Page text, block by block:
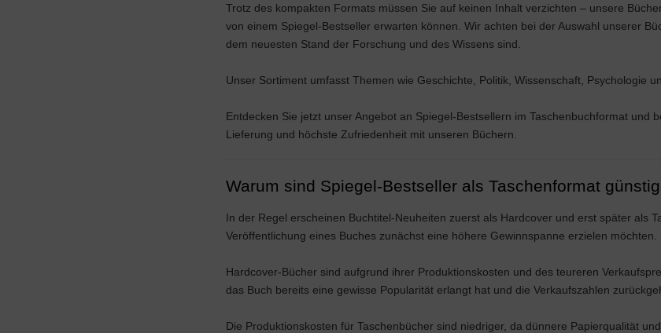
Trotz des kompakten Formats müssen Sie auf keinen Inhalt verzichten – unsere
von einem Spiegel-Bestseller erwarten können. Wir achten bei der Auswahl unserer
dem neuesten Stand der Forschung und des Wissens sind.
Unser Sortiment umfasst Themen wie Geschichte, Politik, Wissenschaft, Psychologie
Entdecken Sie jetzt unser Angebot an Spiegel-Bestsellern im Taschenbuchformat und
Lieferung und höchste Zufriedenheit mit unseren Büchern.
Warum sind Spiegel-Bestseller als Taschenformat
In der Regel erscheinen Buchtitel-Neuheiten zuerst als Hardcover und erst später als
Veröffentlichung eines Buches zunächst eine höhere Gewinnspanne erzielen möchten.
Hardcover-Bücher sind aufgrund ihrer Produktionskosten und des teureren
das Buch bereits eine gewisse Popularität erlangt hat und die Verkaufszahlen
Die Produktionskosten für Taschenbücher sind niedriger, da dünnere Papierqualität